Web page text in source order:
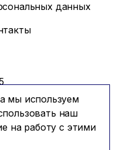
мы используем
наш
на работу с этими
данных